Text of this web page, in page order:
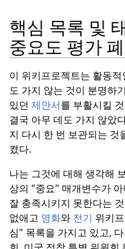
핵심 목록 및
중요도 평가 폐
이 위키프로젝트는 활동
도 가지 않는 것이 분명하
있던 제안서를 부활시킬
결국 아무 데도 가지 않았
지 다시 한 번 보관되는 것
켰다.
나는 그것에 대해 생각해
상의 "중요" 매개변수가
잘 충족시키지 못한다는
없애고 영화와 전기 위키
심" 목록을 가지고 있고,